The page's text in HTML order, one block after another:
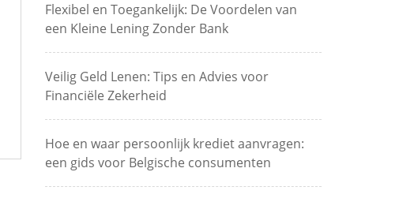
Flexibel en Toegankelijk: De Voordelen van
een Kleine Lening Zonder Bank
Veilig Geld Lenen: Tips en Advies voor
Financiële Zekerheid
Hoe en waar persoonlijk krediet aanvragen:
een gids voor Belgische consumenten